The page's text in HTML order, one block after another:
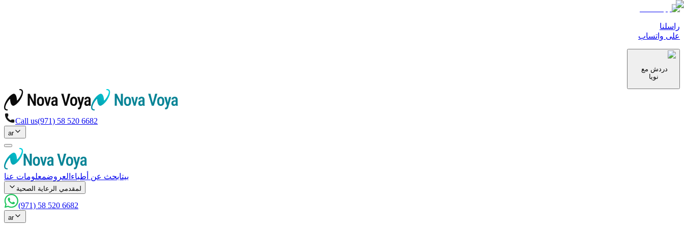
راسلنا
على واتساب
دردش مع
نويا
Call us(971) 58 520 6682
ar
بيتابحث عن أطباء العروضمعلومات عنا
لمقدمي الرعاية الصحية
(971) 58 520 6682
ar